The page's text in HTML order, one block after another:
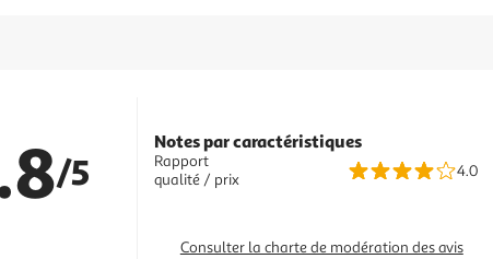
/5
Notes par caractéristiques
Rapport
qualité / prix
4.0
Consulter la charte de modération des avis